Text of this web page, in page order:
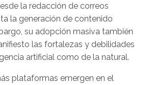
la redacción de correos
la generación de contenido
su adopción masiva también
las fortalezas y debilidades
artificial como de la natural.
plataformas emergen en el